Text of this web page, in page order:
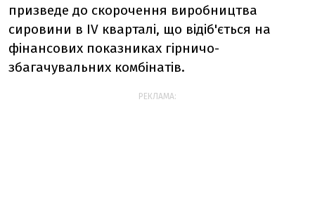
призведе до скорочення виробництва
сировини в IV кварталі, що відіб'ється на
фінансових показниках гірничо-
збагачувальних комбінатів.
РЕКЛАМА: